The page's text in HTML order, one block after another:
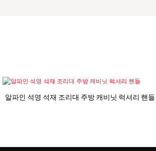
알파인 석영 석재 조리대 주방 캐비닛 럭셔리 핸들